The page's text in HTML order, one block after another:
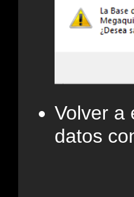
Volver a
datos